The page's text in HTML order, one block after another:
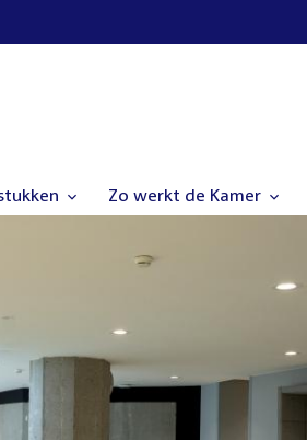
Zo werkt de Kamer